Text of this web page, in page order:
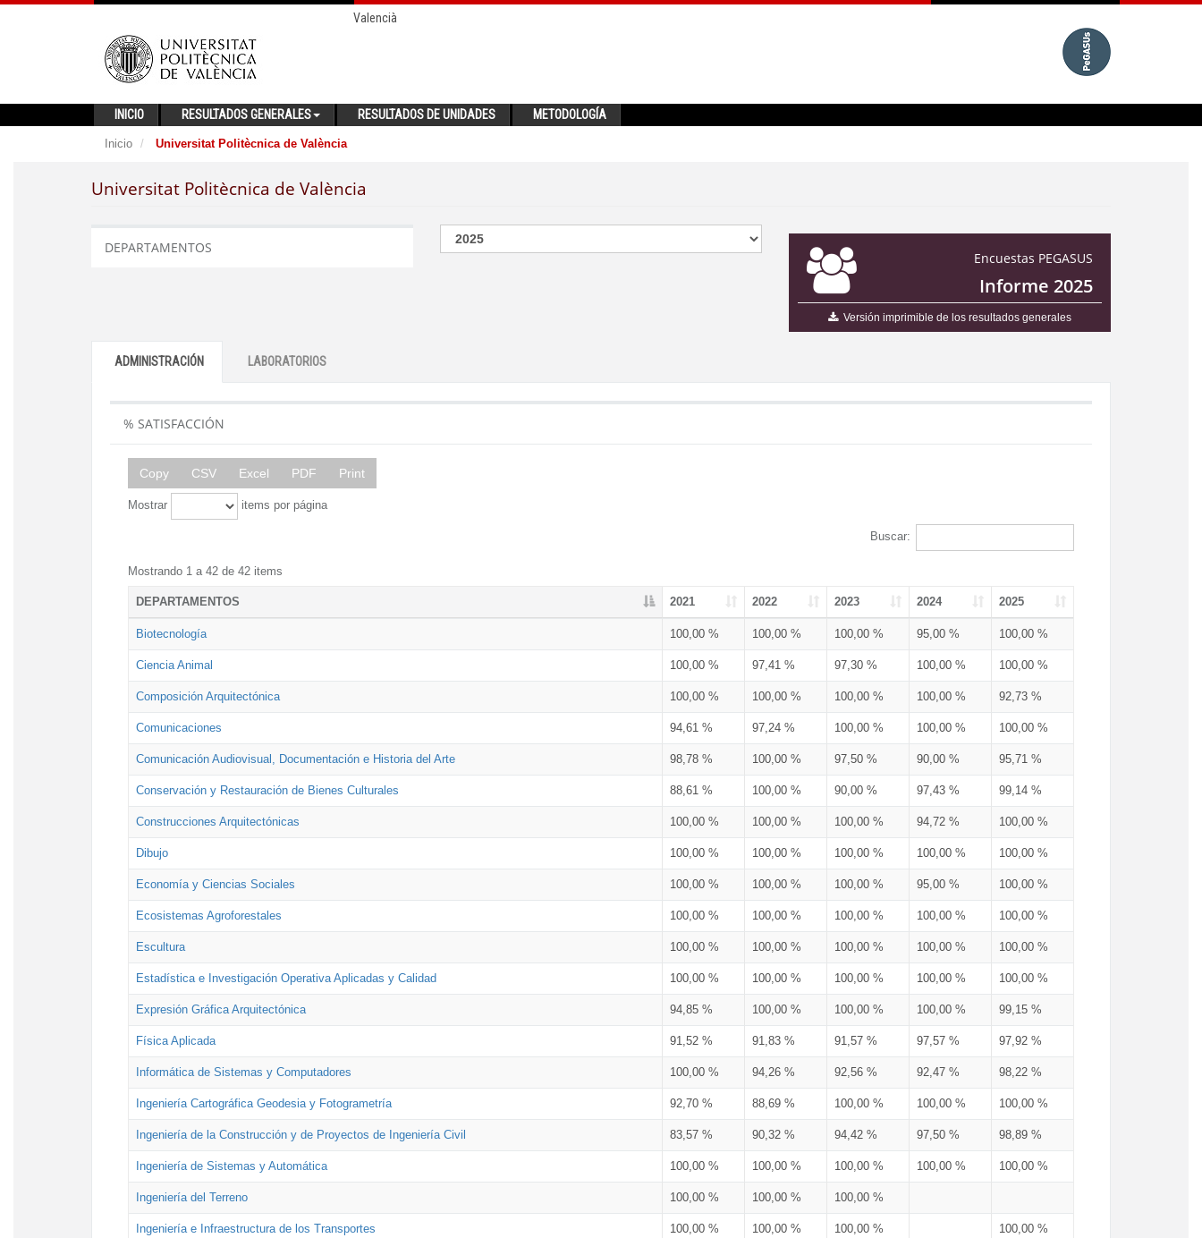
Valencià
INICIO RESULTADOS GENERALES RESULTADOS DE UNIDADES METODOLOGÍA
Inicio Universitat Politècnica de València
Universitat Politècnica de València
Encuestas PEGASUS
Informe 2025
Versión imprimible de los resultados generales
DEPARTAMENTOS
ADMINISTRACIÓN LABORATORIOS
% SATISFACCIÓN
Copy CSV Excel PDF Print
Mostrar items por página
Buscar:
Mostrando 1 a 42 de 42 items
DEPARTAMENTOS 2021 2022 2023 2024 2025
Biotecnología 100,00 % 100,00 % 100,00 % 95,00 % 100,00 %
Ciencia Animal 100,00 % 97,41 % 97,30 % 100,00 % 100,00 %
Composición Arquitectónica 100,00 % 100,00 % 100,00 % 100,00 % 92,73 %
Comunicaciones 94,61 % 97,24 % 100,00 % 100,00 % 100,00 %
Comunicación Audiovisual, Documentación e Historia del Arte 98,78 % 100,00 % 97,50 % 90,00 % 95,71 %
Conservación y Restauración de Bienes Culturales 88,61 % 100,00 % 90,00 % 97,43 % 99,14 %
Construcciones Arquitectónicas 100,00 % 100,00 % 100,00 % 94,72 % 100,00 %
Dibujo 100,00 % 100,00 % 100,00 % 100,00 % 100,00 %
Economía y Ciencias Sociales 100,00 % 100,00 % 100,00 % 95,00 % 100,00 %
Ecosistemas Agroforestales 100,00 % 100,00 % 100,00 % 100,00 % 100,00 %
Escultura 100,00 % 100,00 % 100,00 % 100,00 % 100,00 %
Estadística e Investigación Operativa Aplicadas y Calidad 100,00 % 100,00 % 100,00 % 100,00 % 100,00 %
Expresión Gráfica Arquitectónica 94,85 % 100,00 % 100,00 % 100,00 % 99,15 %
Física Aplicada 91,52 % 91,83 % 91,57 % 97,57 % 97,92 %
Informática de Sistemas y Computadores 100,00 % 94,26 % 92,56 % 92,47 % 98,22 %
Ingeniería Cartográfica Geodesia y Fotogrametría 92,70 % 88,69 % 100,00 % 100,00 % 100,00 %
Ingeniería de la Construcción y de Proyectos de Ingeniería Civil 83,57 % 90,32 % 94,42 % 97,50 % 98,89 %
Ingeniería de Sistemas y Automática 100,00 % 100,00 % 100,00 % 100,00 % 100,00 %
Ingeniería del Terreno 100,00 % 100,00 % 100,00 %
Ingeniería e Infraestructura de los Transportes 100,00 % 100,00 % 100,00 % 100,00 %